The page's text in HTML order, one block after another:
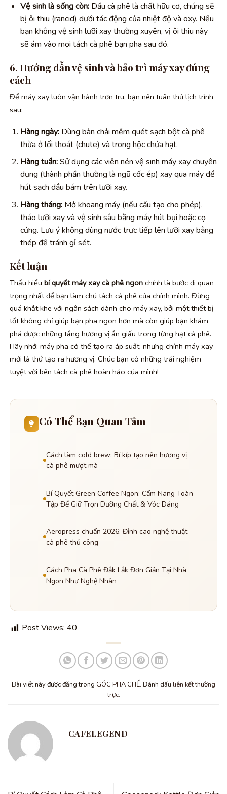
Vệ sinh là sống còn:Dầu cà phê là chất hữu cơ, chúng sẽ
bị ôi thiu (rancid) dưới tác động của nhiệt độ và oxy. Nếu
bạn không vệ sinh lưỡi xay thường xuyên, vị ôi thiu này
sẽ ám vào mọi tách cà phê bạn pha sau đó.
6. Hướng dẫn vệ sinh và bảo trì máy xay đúng
cách
Để máy xay luôn vận hành trơn tru, bạn nên tuân thủ lịch trình
sau:
Hàng ngày:Dùng bàn chải mềm quét sạch bột cà phê
thừa ở lối thoát (chute) và trong hộc chứa hạt.
Hàng tuần:Sử dụng các viên nén vệ sinh máy xay chuyên
dụng (thành phần thường là ngũ cốc ép) xay qua máy để
hút sạch dầu bám trên lưỡi xay.
Hàng tháng:Mở khoang máy (nếu cấu tạo cho phép),
tháo lưỡi xay và vệ sinh sâu bằng máy hút bụi hoặc cọ
cứng. Lưu ý không dùng nước trực tiếp lên lưỡi xay bằng
thép để tránh gỉ sét.
Kết luận
Thấu hiểu bí quyết máy xay cà phê ngon chính là bước đi quan
trọng nhất để bạn làm chủ tách cà phê của chính mình. Đừng
quá khắt khe với ngân sách dành cho máy xay, bởi một thiết bị
tốt không chỉ giúp bạn pha ngon hơn mà còn giúp bạn khám
phá được những tầng hương vị ẩn giấu trong từng hạt cà phê.
Hãy nhớ: máy pha có thể tạo ra áp suất, nhưng chính máy xay
mới là thứ tạo ra hương vị. Chúc bạn có những trải nghiệm
tuyệt vời bên tách cà phê hoàn hảo của mình!
Có Thể Bạn Quan Tâm
Cách làm cold brew: Bí kíp tạo nên hương vị
cà phê mượt mà
Bí Quyết Green Coffee Ngon: Cẩm Nang Toàn
Tập Để Giữ Trọn Dưỡng Chất & Vóc Dáng
Aeropress chuẩn 2026: Đỉnh cao nghệ thuật
cà phê thủ công
Cách Pha Cà Phê Đắk Lắk Đơn Giản Tại Nhà
Ngon Như Nghệ Nhân
Post Views: 40
Bài viết này được đăng trong GÓC PHA CHẾ. Đánh dấu liên kết thường
trực.
CAFELEGEND